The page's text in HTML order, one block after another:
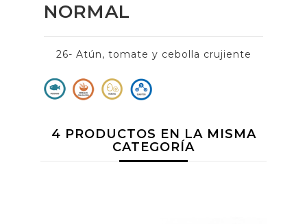
NORMAL
26- Atún, tomate y cebolla crujiente
4 PRODUCTOS EN LA MISMA
CATEGORÍA